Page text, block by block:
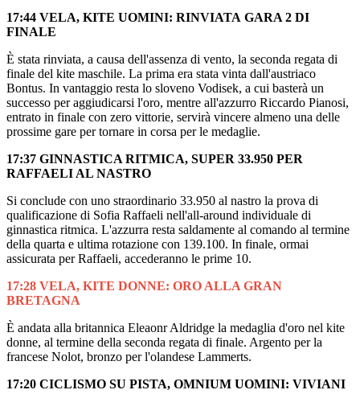
17:44 VELA, KITE UOMINI: RINVIATA GARA 2 DI
FINALE
È stata rinviata, a causa dell'assenza di vento, la seconda regata di
finale del kite maschile. La prima era stata vinta dall'austriaco
Bontus. In vantaggio resta lo sloveno Vodisek, a cui basterà un
successo per aggiudicarsi l'oro, mentre all'azzurro Riccardo Pianosi,
entrato in finale con zero vittorie, servirà vincere almeno una delle
prossime gare per tornare in corsa per le medaglie.
17:37 GINNASTICA RITMICA, SUPER 33.950 PER
RAFFAELI AL NASTRO
Si conclude con uno straordinario 33.950 al nastro la prova di
qualificazione di Sofia Raffaeli nell'all-around individuale di
ginnastica ritmica. L'azzurra resta saldamente al comando al termine
della quarta e ultima rotazione con 139.100. In finale, ormai
assicurata per Raffaeli, accederanno le prime 10.
17:28 VELA, KITE DONNE: ORO ALLA GRAN
BRETAGNA
È andata alla britannica Eleaonr Aldridge la medaglia d'oro nel kite
donne, al termine della seconda regata di finale. Argento per la
francese Nolot, bronzo per l'olandese Lammerts.
17:20 CICLISMO SU PISTA, OMNIUM UOMINI: VIVIANI